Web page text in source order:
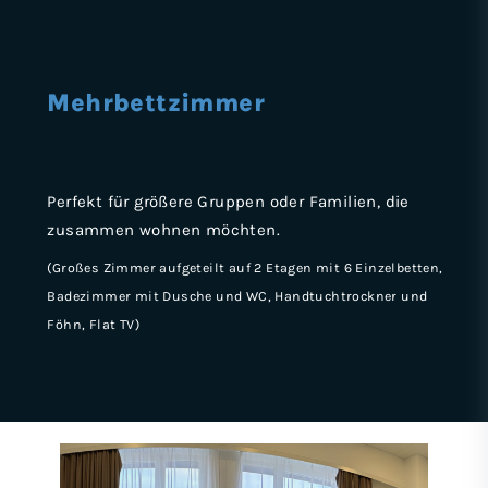
Mehrbett­zimmer
Perfekt für größere Gruppen oder Familien, die
zusammen wohnen möchten.
(Großes Zimmer aufgeteilt auf 2 Etagen mit 6 Einzelbetten,
Badezimmer mit Dusche und WC, Handtuchtrockner und
Föhn, Flat TV)